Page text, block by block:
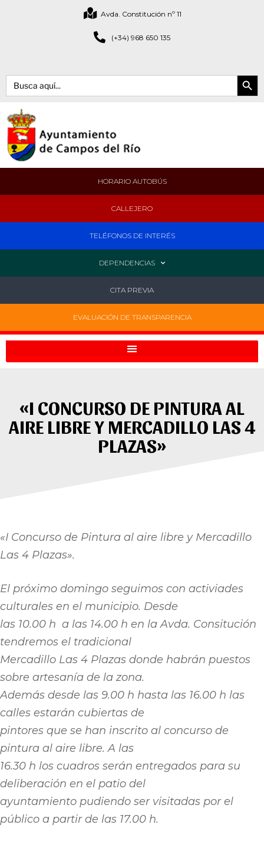
Avda. Constitución nº 11
(+34) 968 650 135
Buscar: Botón de
HORARIO AUTOBÚS
CALLEJERO
TELÉFONOS DE INTERÉS
DEPENDENCIAS
CITA PREVIA
EVALUACIÓN DE TRANSPARENCIA
«I CONCURSO DE PINTURA AL
AIRE LIBRE Y MERCADILLO LAS 4
PLAZAS»
«I Concurso de Pintura al aire libre y Mercadillo
Las 4 Plazas».
El próximo domingo seguimos con activiades
culturales en el municipio. Desde
las 10.00 h a las 14.00 h en la Avda. Consitución
tendremos el tradicional
Mercadillo Las 4 Plazas donde habrán puestos
sobre artesanía de la zona.
Además desde las 9.00 h hasta las 16.00 h las
calles estarán cubiertas de
pintores que se han inscrito al concurso de
pintura al aire libre. A las
16.30 h los cuadros serán entregados para su
deliberación en el patio del
ayuntamiento pudiendo ser visitadas por el
público a partir de las 17.00 h.